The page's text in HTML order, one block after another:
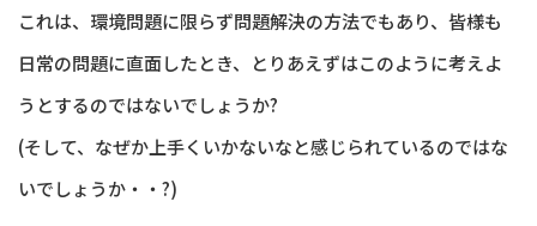
これは、環境問題に限らず問題解決の方法でもあり、皆様も
日常の問題に直面したとき、とりあえずはこのように考えよ
うとするのではないでしょうか?
(そして、なぜか上手くいかないなと感じられているのではな
いでしょうか・・?)